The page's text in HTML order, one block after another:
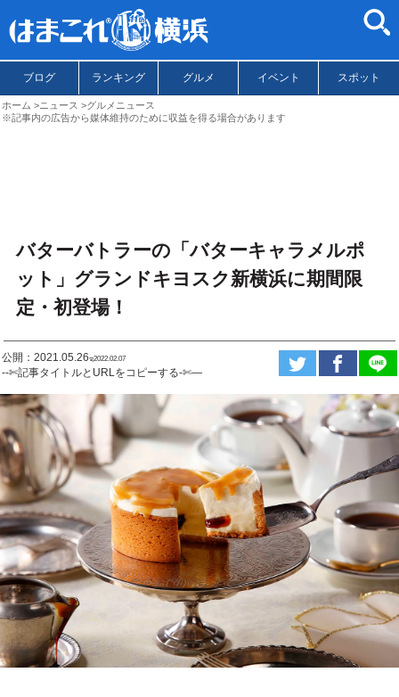
ブログ ランキング グルメ イベント スポット
ホーム ニュース
グルメニュース
※記事内の広告から媒体維持のために収益を得る場合があります
バターバトラーの「バターキャラメルポ
ット」グランドキヨスク新横浜に期間限
定・初登場！
公開：2021.05.26ಇ2022.02.07
--✄記事タイトルとURLをコピーする-✄—